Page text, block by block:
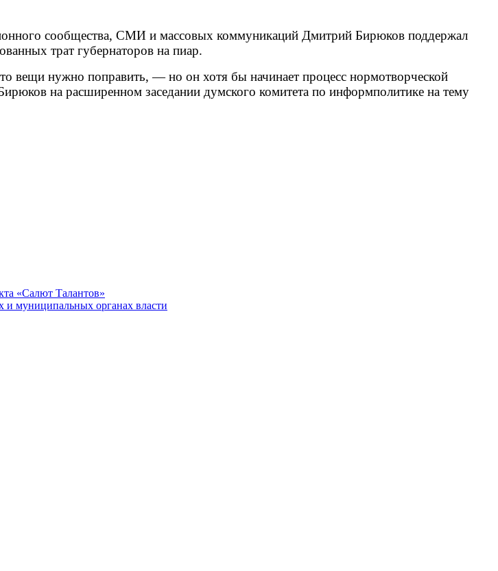
сообщества, СМИ и массовых коммуникаций Дмитрий Бирюков поддержал
трат губернаторов на пиар.
вещи нужно поправить, — но он хотя бы начинает процесс нормотворческой
на расширенном заседании думского комитета по информполитике на тему
«Салют Талантов»
муниципальных органах власти